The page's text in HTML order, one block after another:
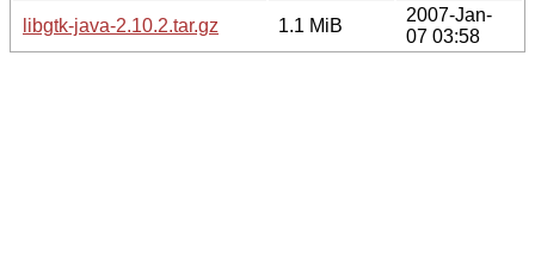
libgtk-java-2.10.2.tar.gz
1.1 MiB
2007-Jan-
07 03:58